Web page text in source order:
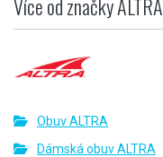
Více od značky ALTRA
Obuv ALTRA
Dámská obuv ALTRA